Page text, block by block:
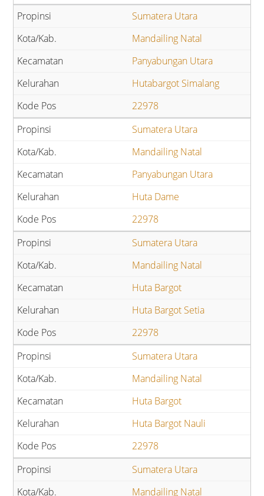
Sumatera Utara
Mandailing Natal
Panyabungan Utara
Hutabargot Simalang
22978
Sumatera Utara
Mandailing Natal
Panyabungan Utara
Huta Dame
22978
Sumatera Utara
Mandailing Natal
Huta Bargot
Huta Bargot Setia
22978
Sumatera Utara
Mandailing Natal
Huta Bargot
Huta Bargot Nauli
22978
Sumatera Utara
Mandailing Natal